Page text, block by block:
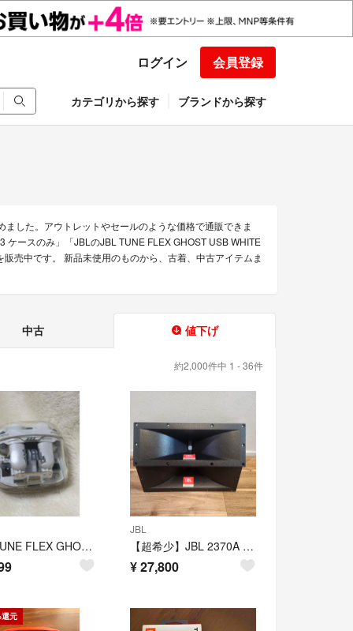
ログイン 会員登録
カテゴリから探す ブランドから探す
した。アウトレットやセールのような価格で通販できま
ースのみ」「JBLのJBL TUNE FLEX GHOST USB WHITE
売中です。 新品未使用のものから、古着、中古アイテムま
中古 値下げ
約2,000件中 1 - 36件
JBL TUNE FLEX GHOST USB WHITE | 198
JBL
【超希少】JBL 2370A ホーン ペア
¥27,800
元